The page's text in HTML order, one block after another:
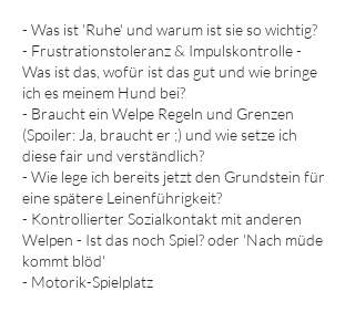
- Was ist 'Ruhe' und warum ist sie so wichtig?
- Frustrationstoleranz & Impulskontrolle -
Was ist das, wofür ist das gut und wie bringe
ich es meinem Hund bei?
- Braucht ein Welpe Regeln und Grenzen
(Spoiler: Ja, braucht er ;) und wie setze ich
diese fair und verständlich?
- Wie lege ich bereits jetzt den Grundstein für
eine spätere Leinenführigkeit?
- Kontrollierter Sozialkontakt mit anderen
Welpen - Ist das noch Spiel? oder 'Nach müde
kommt blöd'
- Motorik-Spielplatz